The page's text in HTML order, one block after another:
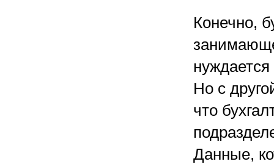
Конечно,
Но с
что
Данные,